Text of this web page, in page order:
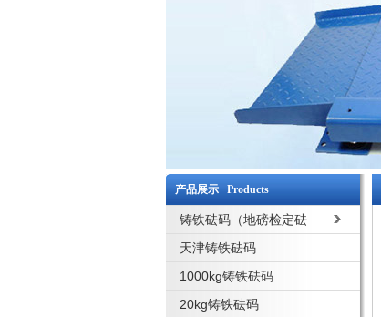
产品展示 Products
铸铁砝码（地磅检定砝
码）
天津铸铁砝码
1000kg铸铁砝码
20kg铸铁砝码